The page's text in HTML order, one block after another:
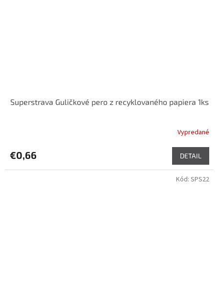
Superstrava Guličkové pero z recyklovaného papiera 1ks
Vypredané
€0,66 DETAIL
Kód: SPS22